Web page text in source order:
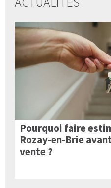
Pourquoi faire
Rozay-en-Brie
vente ?